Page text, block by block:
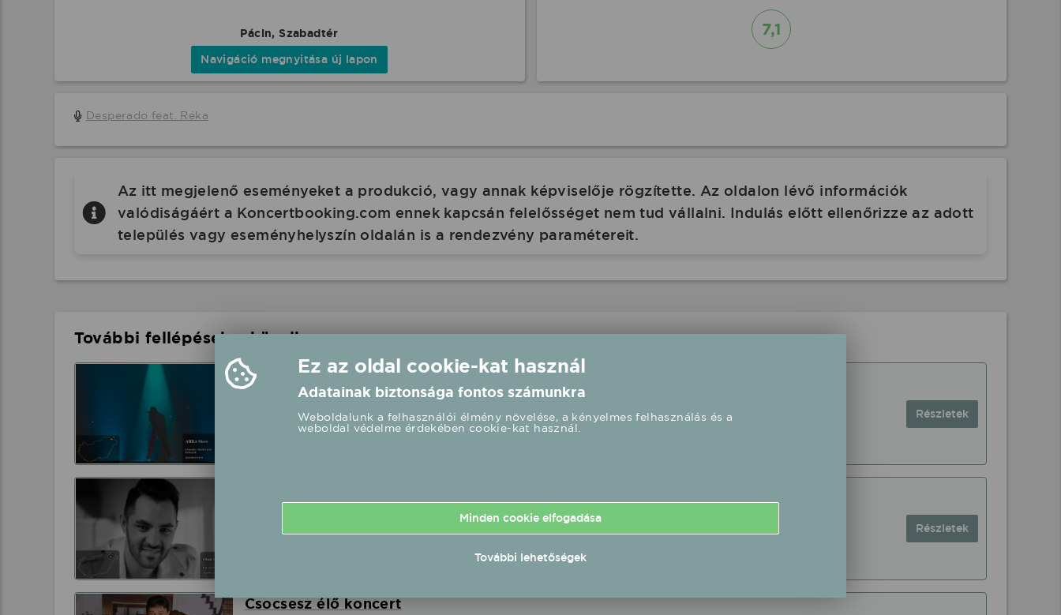
Pácin, Szabadtér
Navigáció megnyitása új lapon
7,1
Desperado feat. Réka
Az itt megjelenő eseményeket a produkció, vagy annak képviselője rögzítette. Az oldalon lévő információk
valódiságáért a Koncertbooking.com ennek kapcsán felelősséget nem tud vállalni. Indulás előtt ellenőrizze az adott
település vagy eseményhelyszín oldalán is a rendezvény paramétereit.
További fellépések a közelben
ABBA Show fél-playback fellépés
Lácacséke, Majláth park - Perbenyik
Részletek
Részletek
Csocsesz élő koncert
Ez az oldal cookie-kat használ
Adatainak biztonsága fontos számunkra
Weboldalunk a felhasználói élmény növelése, a kényelmes felhasználás és a
weboldal védelme érdekében cookie-kat használ.
Minden cookie elfogadása
További lehetőségek